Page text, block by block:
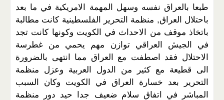
طبعا بالعراق نفسه وسهل المهمة الامريكية في ما بعد
باحتلال العراق, منظمة التحرير الفلسطينية كانت مطالبة
باتخاذ موقف من الاحداث في الكويت وكونها كانت تجد
في الجيش العراقي توازن مهم يحمي من غطرسة
الاحتلال فقد اصطفت مع العراق مما انتهى بالضرورة
الى قطيعة مع كثير من الدول العربية وعزل منظمة
التحرير بعد خسارة العراق في الكويت وكان السبب
المباشر في اتفاق سلام ضعيف جدا حيد دور منظمة